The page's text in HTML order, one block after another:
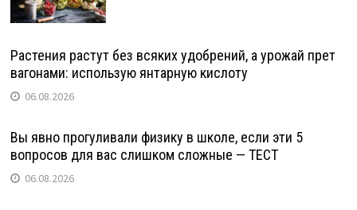
Растения растут без всяких удобрений, а урожай прет
вагонами: использую янтарную кислоту
06.08.2026
Вы явно прогуливали физику в школе, если эти 5
вопросов для вас слишком сложные — ТЕСТ
06.08.2026